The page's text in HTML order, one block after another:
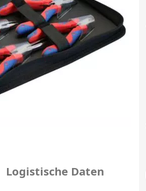
Logistische Daten